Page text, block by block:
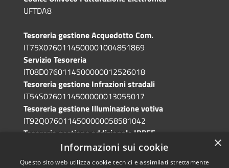
UFTDA8
Tesoreria gestione Acquedotto Com.
IT75X0760114500001004851869
Servizio Tesoreria
IT08D0760114500000012526018
Tesoreria gestione Infrazioni stradali
IT54S0760114500000013055017
Tesoreria gestione Illuminazione votiva
IT92Q0760114500000058581042
Tesoreria gestione addizionale IRPEF
IT71A0760114500000086341765
×
Informazioni sui cookie
Questo sito web utilizza cookie tecnici e assimilati strettamente